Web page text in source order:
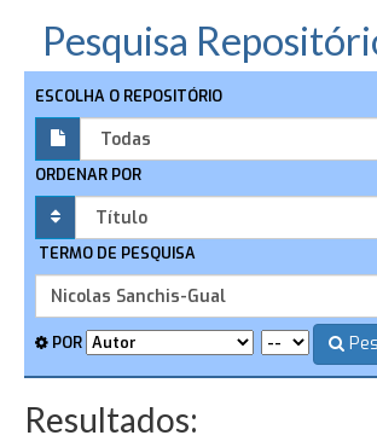
Pesquisa
ESCOLHA O REPOSITÓRIO
ORDENAR POR
TERMO DE PESQUISA
POR
Resultados: